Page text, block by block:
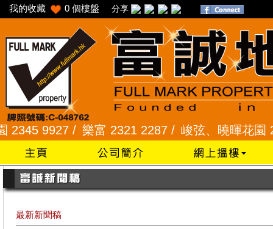
我的收藏 0 個樓盤 分享
樂富 2321 2287 /峻弦、曉暉花園 2345 1286 /
最新新聞稿